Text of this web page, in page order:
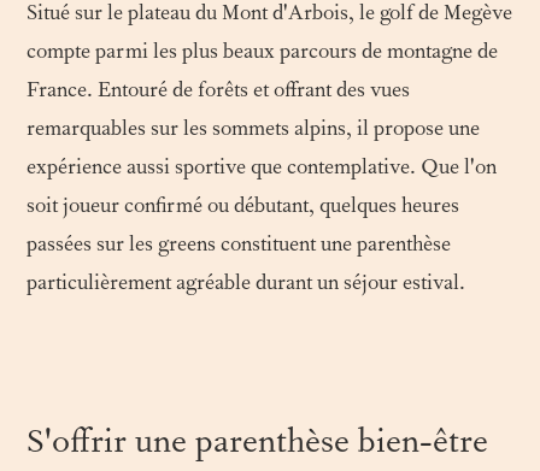
Situé sur le plateau du Mont d'Arbois, le golf de Megève
compte parmi les plus beaux parcours de montagne de
France. Entouré de forêts et offrant des vues
remarquables sur les sommets alpins, il propose une
expérience aussi sportive que contemplative. Que l'on
soit joueur confirmé ou débutant, quelques heures
passées sur les greens constituent une parenthèse
particulièrement agréable durant un séjour estival.
S'offrir une parenthèse bien-être